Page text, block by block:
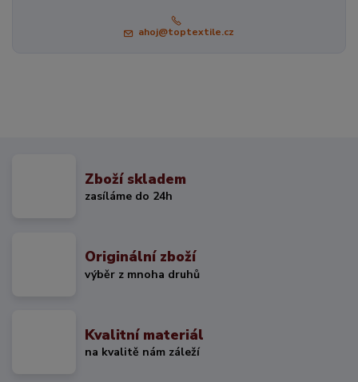
ahoj@toptextile.cz
Zboží skladem
zasíláme do 24h
Originální zboží
výběr z mnoha druhů
Kvalitní materiál
na kvalitě nám záleží